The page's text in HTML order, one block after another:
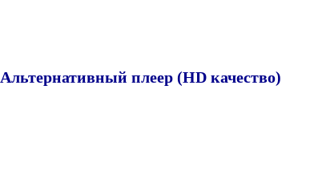
Альтернативный плеер (HD качество)